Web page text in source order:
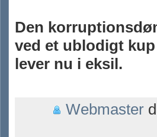
Den
ved et ublodigt
lever nu i eksil.
Webmaster